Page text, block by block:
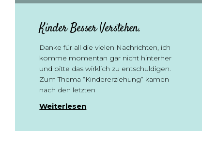
Kinder Besser Verstehen.
Danke für all die vielen Nachrichten, ich
komme momentan gar nicht hinterher
und bitte das wirklich zu entschuldigen.
Zum Thema “Kindererziehung” kamen
nach den letzten
Weiterlesen